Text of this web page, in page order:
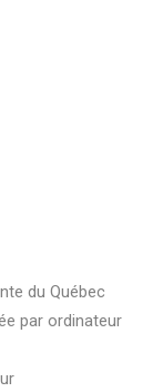
du Québec
par ordinateur